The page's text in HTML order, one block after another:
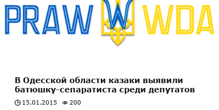
В Одесской области казаки выявили
батюшку-сепаратиста среди депутатов
15.01.2015 200